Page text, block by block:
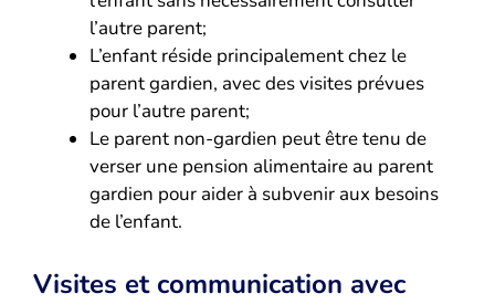
l’autre parent;
L’enfant réside principalement chez le
parent gardien, avec des visites prévues
pour l’autre parent;
Le parent non-gardien peut être tenu de
verser une pension alimentaire au parent
gardien pour aider à subvenir aux besoins
de l’enfant.
Visites et communication avec